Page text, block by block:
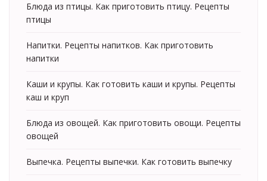
Блюда из птицы. Как приготовить птицу. Рецепты
птицы
Напитки. Рецепты напитков. Как приготовить
напитки
Каши и крупы. Как готовить каши и крупы. Рецепты
каш и круп
Блюда из овощей. Как приготовить овощи. Рецепты
овощей
Выпечка. Рецепты выпечки. Как готовить выпечку